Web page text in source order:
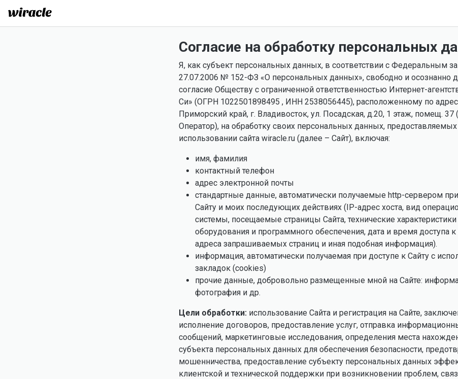
Согласие на обработку персональных
Я, как субъект персональных данных, в соответствии с Федеральным
27.07.2006 № 152-ФЗ «О персональных данных», свободно и осознанно
согласие Обществу с ограниченной ответственностью Интернет-
Си» (ОГРН 1022501898495 , ИНН 2538056445), расположенному по
Приморский край, г. Владивосток, ул. Посадская, д.20, 1 этаж, помещ. 37
Оператор), на обработку своих персональных данных,
использовании сайта wiracle.ru (далее – Сайт), включая:
имя, фамилия
контактный телефон
адрес электронной почты
стандартные данные, автоматически получаемые http-сервером
Сайту и моих последующих действиях (IP-адрес хоста, вид
системы, посещаемые страницы Сайта, технические характеристики
оборудования и программного обеспечения, дата и время доступа
адреса запрашиваемых страниц и иная подобная информация).
информация, автоматически получаемая при доступе к Сайту с
закладок (cookies)
прочие данные, добровольно размещенные мной на Сайте:
фотография и др.
Цели обработки: использование Сайта и регистрация на Сайте,
исполнение договоров, предоставление услуг, отправка
сообщений, маркетинговые исследования, определения места
субъекта персональных данных для обеспечения безопасности,
мошенничества, предоставление субъекту персональных данных
клиентской и технической поддержки при возникновении проблем,